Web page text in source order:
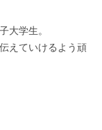
大学生。
えていけるよう頑